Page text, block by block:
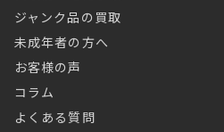
ジャンク品の買取
未成年者の方へ
お客様の声
コラム
よくある質問